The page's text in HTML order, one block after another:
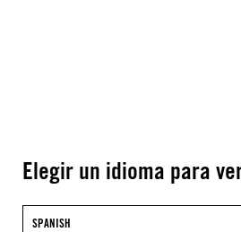
Elegir un idioma para
SPANISH